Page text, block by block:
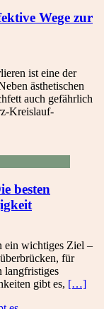
Wege zur
ist eine der
ästhetischen
auch gefährlich
Kreislauf-
besten
ein wichtiges Ziel –
für
langfristiges
gibt es, […]